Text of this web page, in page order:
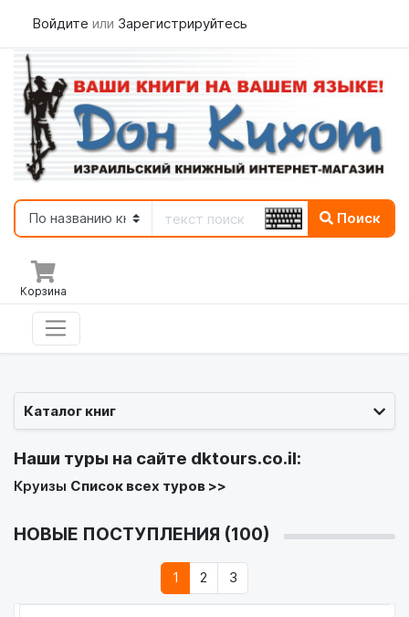
Войдите или Зарегистрируйтесь
Поиск
Корзина
Каталог книг
Наши туры на сайте dktours.co.il:
Круизы Список всех туров >>
НОВЫЕ ПОСТУПЛЕНИЯ (100)
1 2 3